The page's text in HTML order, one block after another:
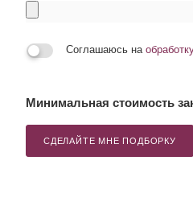
Соглашаюсь на
Минимальная стоимость
СДЕЛАЙТЕ МНЕ ПОДБОРКУ